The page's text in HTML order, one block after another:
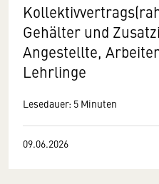
Gehälter und
Angestellte,
Lehrlinge
Lesedauer: 5 Minuten
09.06.2026